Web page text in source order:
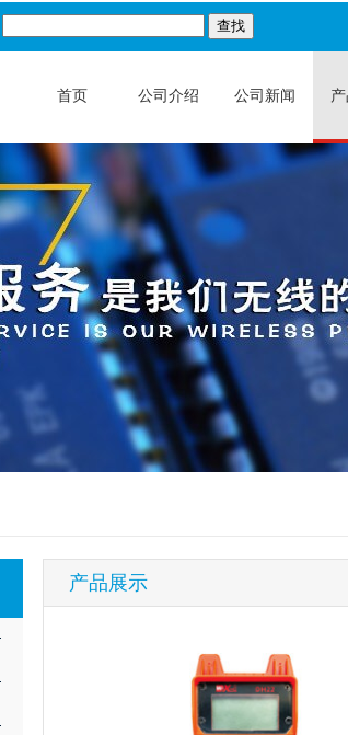
首页 公司介绍 公司新闻
产品展示